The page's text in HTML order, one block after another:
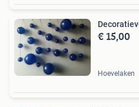
€ 15,00
Hoevelaken